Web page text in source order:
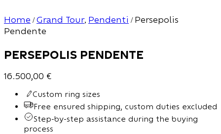
Home / Grand Tour, Pendenti / Persepolis
Pendente
Persepolis Pendente
16.500,00 €
Custom ring sizes
Free ensured shipping, custom duties excluded
Step-by-step assistance during the buying
process